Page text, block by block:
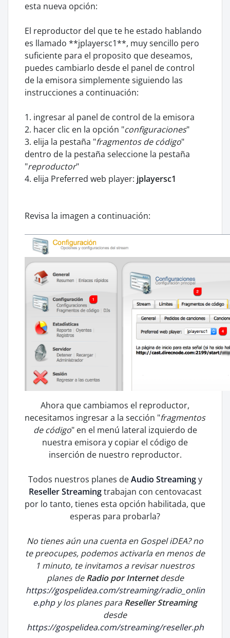
esta nueva opción:
El reproductor del que te he estado hablando
es llamado **jplayersc1**, muy sencillo pero
suficiente para el proposito que deseamos,
puedes cambiarlo desde el panel de control
de la emisora simplemente siguiendo las
instrucciones a continuación:
1. ingresar al panel de control de la emisora
2. hacer clic en la opción "configuraciones"
3. elija la pestaña "fragmentos de código"
dentro de la pestaña seleccione la pestaña
"reproductor"
4. elija Preferred web player: jplayersc1
Revisa la imagen a continuación:
Ahora que cambiamos el reproductor,
necesitamos ingresar a la sección "fragmentos
de código" en el menú lateral izquierdo de
nuestra emisora y copiar el código de
inserción de nuestro reproductor.
Todos nuestros planes deAudio Streamingy
Reseller Streamingtrabajan con centovacast
por lo tanto, tienes esta opción habilitada, que
esperas para probarla?
No tienes aún una cuenta en Gospel iDEA? no
te preocupes, podemos activarla en menos de
1 minuto, te invitamos a revisar nuestros
planes deRadio por Internetdesde
https://gospelidea.com/streaming/radio_onlin
e.phpy los planes paraReseller Streaming
desde
https://gospelidea.com/streaming/reseller.ph